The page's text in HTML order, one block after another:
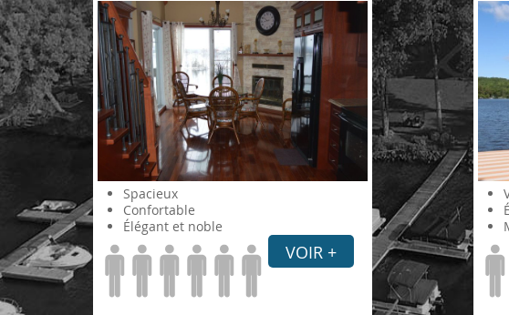
Spacieux
Confortable
Élégant et noble
VOIR +